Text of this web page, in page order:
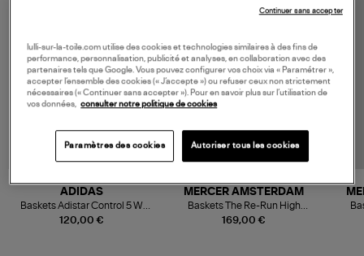
120,00 €
ADIDAS
Baskets Adistar Control 5 W
Preloved Blue/Dark
169,00 €
MERCER AMSTERDAM
Baskets The Re-Run High
Frequency Antracite
lulli-sur-la-toile.com utilise des cookies et technologies similaires à des fins de
performance, personnalisation, publicité et analyses, en collaboration avec des
partenaires tels que Google. Vous pouvez configurer vos choix via « Paramétrer »,
accepter l’ensemble des cookies (« J’accepte ») ou refuser ceux non strictement
nécessaires (« Continuer sans accepter »). Pour en savoir plus sur l’utilisation de
vos données, consulter notre politique de cookies
Paramètres des cookies Autoriser tous les cookies
Continuer sans accepter